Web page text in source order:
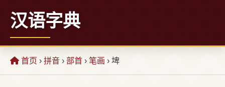
汉语字典
首页 › 拼音 › 部首 › 笔画 › 埤